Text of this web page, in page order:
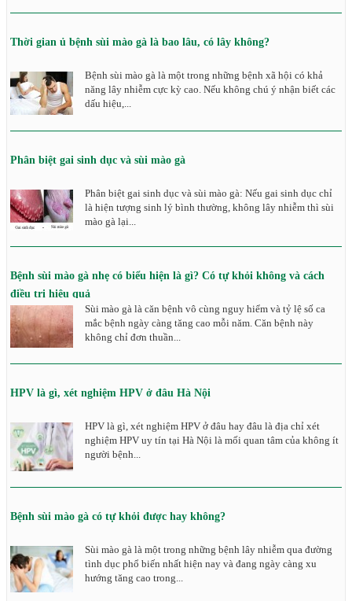
Thời gian ủ bệnh sùi mào gà là bao lâu, có lây không?
Bệnh sùi mào gà là một trong những bệnh xã hội có khả
năng lây nhiễm cực kỳ cao. Nếu không chú ý nhận biết các
dấu hiệu,...
Phân biệt gai sinh dục và sùi mào gà
Phân biệt gai sinh dục và sùi mào gà: Nếu gai sinh dục chỉ
là hiện tượng sinh lý bình thường, không lây nhiễm thì sùi
mào gà lại...
Bệnh sùi mào gà nhẹ có biểu hiện là gì? Có tự khỏi không và cách
điều trị hiệu quả
Sùi mào gà là căn bệnh vô cùng nguy hiểm và tỷ lệ số ca
mắc bệnh ngày càng tăng cao mỗi năm. Căn bệnh này
không chỉ đơn thuần...
HPV là gì, xét nghiệm HPV ở đâu Hà Nội
HPV là gì, xét nghiệm HPV ở đâu hay đâu là địa chỉ xét
nghiệm HPV uy tín tại Hà Nội là mối quan tâm của không ít
người bệnh...
Bệnh sùi mào gà có tự khỏi được hay không?
Sùi mào gà là một trong những bệnh lây nhiễm qua đường
tình dục phổ biến nhất hiện nay và đang ngày càng xu
hướng tăng cao trong...